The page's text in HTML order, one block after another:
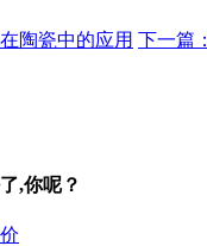
陶瓷中的应用 下一篇
,你呢？